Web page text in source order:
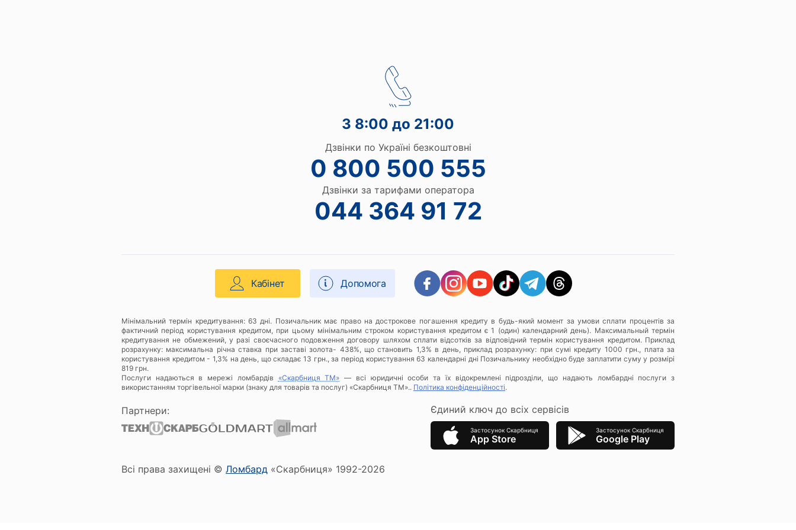
З 8:00 до 21:00
Дзвінки по Україні безкоштовні
0 800 500 555
Дзвінки за тарифами оператора
044 364 91 72
Кабінет Допомога
Мінімальний термін кредитування: 63 дні. Позичальник має право на дострокове погашення кредиту в будь-який момент за умови сплати процентів за
фактичний період користування кредитом, при цьому мінімальним строком користування кредитом є 1 (один) календарний день). Максимальный термін
кредитування не обмежений, у разі своєчасного подовження договору шляхом сплати відсотків за відповідний термін користування кредитом. Приклад
розрахунку: максимальна річна ставка при заставі золота- 438%, що становить 1,3% в день, приклад розрахунку: при сумі кредиту 1000 грн., плата за
користування кредитом - 1,3% на день, що складає 13 грн., за період користування 63 календарні дні Позичальнику необхідно буде заплатити суму у розмірі
819 грн.
Послуги надаються в мережі ломбардів «Скарбниця ТМ» — всі юридичні особи та їх відокремлені підрозділи, що надають ломбардні послуги з
використанням торгівельної марки (знаку для товарів та послуг) «Скарбниця ТМ».. Політика конфіденційності.
Партнери: Єдиний ключ до всіх сервісів
Застосунок Скарбниця
App Store
Застосунок Скарбниця
Google Play
Всі права захищені © Ломбард «Скарбниця» 1992-2026